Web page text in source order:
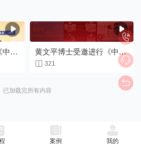

中国
》

黄文平博士受邀进行《中国
家族企业传承与破局之道》
 321
已加载完所有内容
案例 我的


